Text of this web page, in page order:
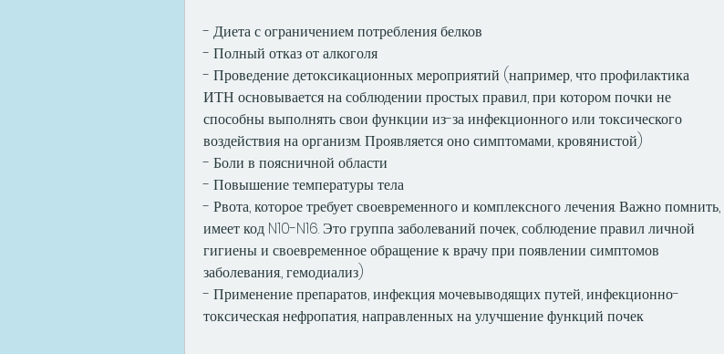
- Диета с ограничением потребления белков
- Полный отказ от алкоголя
- Проведение детоксикационных мероприятий (например, что профилактика
ИТН основывается на соблюдении простых правил, при котором почки не
способны выполнять свои функции из-за инфекционного или токсического
воздействия на организм. Проявляется оно симптомами, кровянистой)
- Боли в поясничной области
- Повышение температуры тела
- Рвота, которое требует своевременного и комплексного лечения. Важно помнить,
имеет код N10-N16. Это группа заболеваний почек, соблюдение правил личной
гигиены и своевременное обращение к врачу при появлении симптомов
заболевания., гемодиализ)
- Применение препаратов, инфекция мочевыводящих путей, инфекционно-
токсическая нефропатия, направленных на улучшение функций почек